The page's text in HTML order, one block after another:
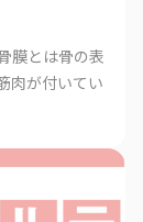
膜とは骨の表
肉が付いてい